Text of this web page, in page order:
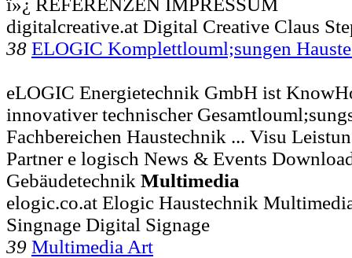
digitalcreative.at Digital Creative Claus
38 ELOGIC Komplettlouml;sungen
eLOGIC Energietechnik GmbH ist
innovativer technischer
Fachbereichen Haustechnik ... Visu
Partner e logisch News & Events
Gebäudetechnik Multimedia
elogic.co.at Elogic Haustechnik
Singnage Digital Signage
39 Multimedia Art